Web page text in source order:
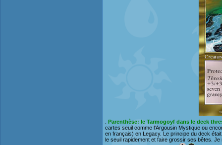
Parenthèse: le Tarmogoyf dans le deck
cartes seuil comme l'Argousin Mystique ou
en français) en Legacy. Le principe du deck
le seuil rapidement et faire grossir ses bêtes.